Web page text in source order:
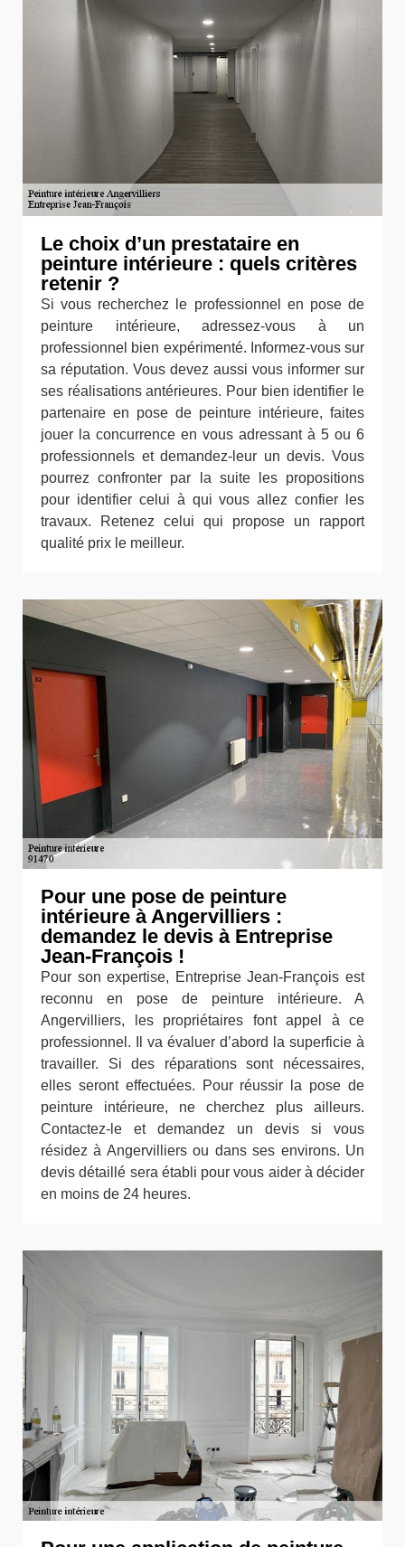
Le choix d’un prestataire en
peinture intérieure : quels critères
retenir ?
Si vous recherchez le professionnel en pose de
peinture intérieure, adressez-vous à un
professionnel bien expérimenté. Informez-vous sur
sa réputation. Vous devez aussi vous informer sur
ses réalisations antérieures. Pour bien identifier le
partenaire en pose de peinture intérieure, faites
jouer la concurrence en vous adressant à 5 ou 6
professionnels et demandez-leur un devis. Vous
pourrez confronter par la suite les propositions
pour identifier celui à qui vous allez confier les
travaux. Retenez celui qui propose un rapport
qualité prix le meilleur.
Pour une pose de peinture
intérieure à Angervilliers :
demandez le devis à Entreprise
Jean-François !
Pour son expertise, Entreprise Jean-François est
reconnu en pose de peinture intérieure. A
Angervilliers, les propriétaires font appel à ce
professionnel. Il va évaluer d’abord la superficie à
travailler. Si des réparations sont nécessaires,
elles seront effectuées. Pour réussir la pose de
peinture intérieure, ne cherchez plus ailleurs.
Contactez-le et demandez un devis si vous
résidez à Angervilliers ou dans ses environs. Un
devis détaillé sera établi pour vous aider à décider
en moins de 24 heures.